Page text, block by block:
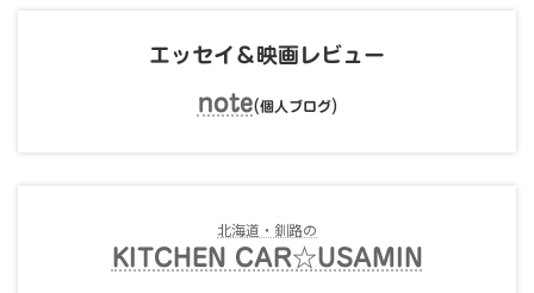
エッセイ＆映画レビュー
note(個人ブログ)
北海道・釧路の
KITCHEN CAR☆USAMIN